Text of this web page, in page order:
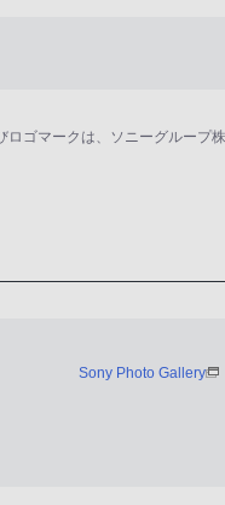
マークは、ソニーグループ
Sony Photo Gallery